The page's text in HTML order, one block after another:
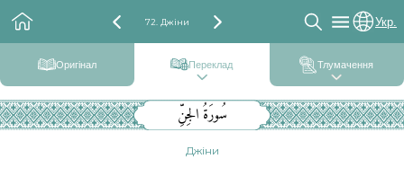
72. Джіни Укр.
Оригінал Переклад Тлумачення
سُورَةُ الجِنِّ
Джіни